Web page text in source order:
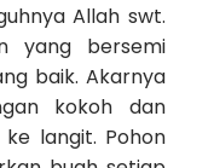
Allah swt.
yang bersemi
baik. Akarnya
kokoh dan
langit. Pohon